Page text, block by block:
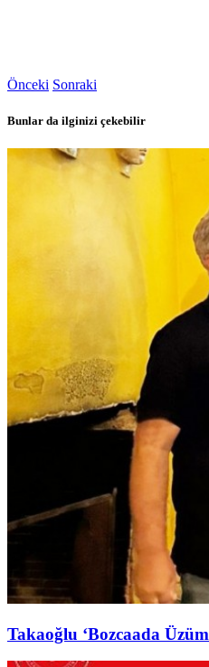
Önceki Sonraki
Bunlar da ilginizi çekebilir
Takaoğlu ‘Bozcaada